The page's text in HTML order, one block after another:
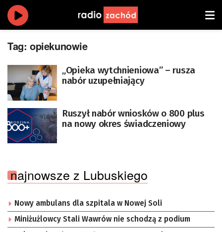
Tag: opiekunowie
„Opieka wytchnieniowa” – rusza
nabór uzupełniający
Ruszył nabór wniosków o 800 plus
na nowy okres świadczeniowy
najnowsze z Lubuskiego
Nowy ambulans dla szpitala w Nowej Soli
Miniżużlowcy Stali Wawrów nie schodzą z podium